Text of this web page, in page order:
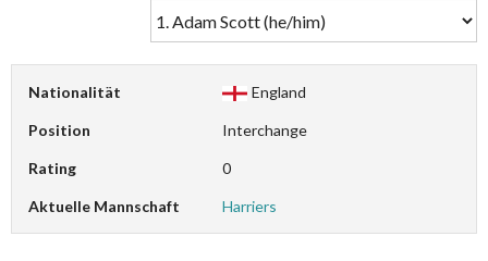
Nationalität England
Position Interchange
Rating 0
Aktuelle Mannschaft Harriers